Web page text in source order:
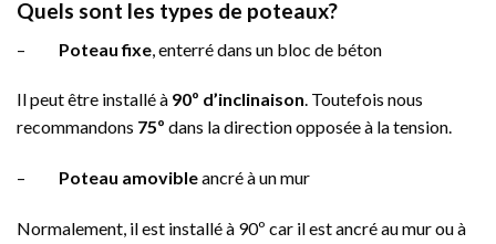
Quels sont les types de poteaux?
– Poteau fixe , enterré dans un bloc de béton
Il peut être installé à 90º d’inclinaison. Toutefois nous
recommandons 75º dans la direction opposée à la tension.
– Poteau amovibleancré à un mur
Normalement, il est installé à 90º car il est ancré au mur ou à